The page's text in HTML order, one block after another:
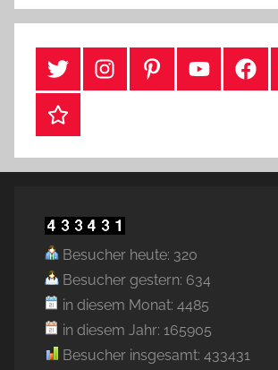
Twitter InstragramPinterestYouTube
Webshop
Besucher heute: 320
Besucher gestern: 634
in diesem Monat: 4485
in diesem Jahr: 165905
Besucher insgesamt: 433431